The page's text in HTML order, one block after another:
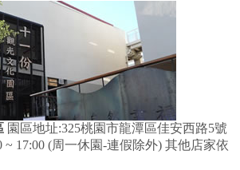
園區地址:325桃園市龍潭區佳安西路5號
~ 17:00 (周一休園-連假除外) 其他店家依